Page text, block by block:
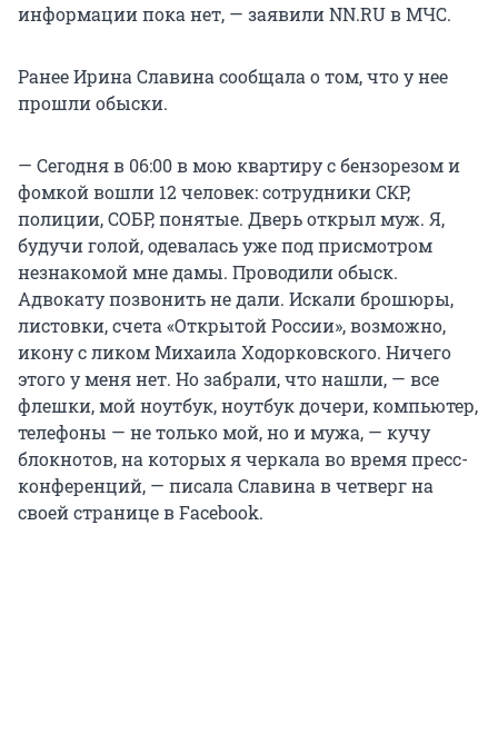
информации пока нет, — заявили NN.RU в МЧС.
Ранее Ирина Славина сообщала о том, что у нее
прошли обыски.
— Сегодня в 06:00 в мою квартиру с бензорезом и
фомкой вошли 12 человек: сотрудники СКР,
полиции, СОБР, понятые. Дверь открыл муж. Я,
будучи голой, одевалась уже под присмотром
незнакомой мне дамы. Проводили обыск.
Адвокату позвонить не дали. Искали брошюры,
листовки, счета «Открытой России», возможно,
икону с ликом Михаила Ходорковского. Ничего
этого у меня нет. Но забрали, что нашли, — все
флешки, мой ноутбук, ноутбук дочери, компьютер,
телефоны — не только мой, но и мужа, — кучу
блокнотов, на которых я черкала во время пресс-
конференций, — писала Славина в четверг на
своей странице в Facebook.